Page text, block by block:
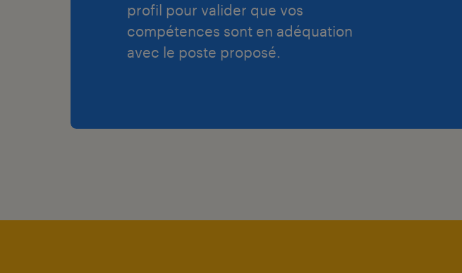
profil pour valider que vos
compétences sont en adéquation
avec le poste proposé.